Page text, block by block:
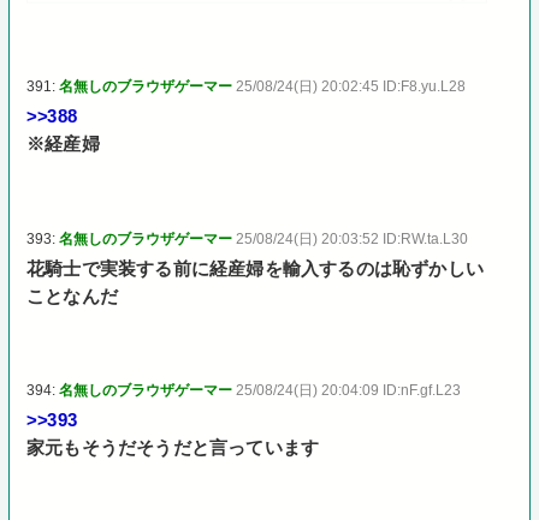
391:名無しのブラウザゲーマー 25/08/24(日) 20:02:45 ID:F8.yu.L28
>>388
※経産婦
393:名無しのブラウザゲーマー 25/08/24(日) 20:03:52 ID:RW.ta.L30
花騎士で実装する前に経産婦を輸入するのは恥ずかしい
ことなんだ
394:名無しのブラウザゲーマー 25/08/24(日) 20:04:09 ID:nF.gf.L23
>>393
家元もそうだそうだと言っています